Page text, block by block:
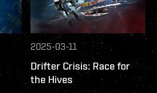
2025-03-11
Drifter Crisis: Race for
the Hives